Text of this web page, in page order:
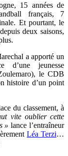
15 années de
français, 7
Et pourtant, le
deux saisons,
a apporté un
d’une jeunesse
le CDB
histoire d’un point
du classement, à
vite oublier cette
» lance l’entraîneur
Léa Terzi…